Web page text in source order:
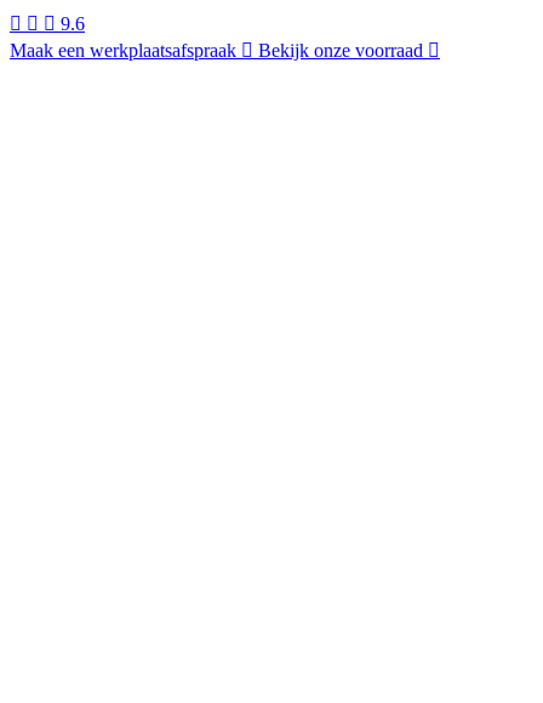
9.6
Maak een werkplaatsafspraak
Bekijk onze voorraad